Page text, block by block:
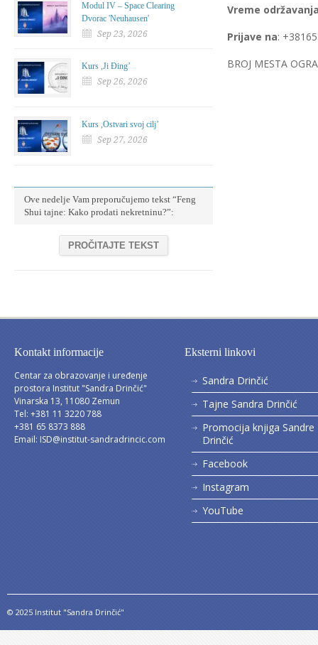
Vreme održ
Prijave na:
BROJ MESTA
Modul IV – Space Clearing
Dvorac 'Neuhausen'
Sep 23, 2026
Kurs ,Ji Đing’
Sep 26, 2026
Kurs ,Ostvari svoj cilj’
Sep 27, 2026
Ove nedelje Vam preporučujemo tekst “Feng
Shui tajne: Kako prodati nekretninu?”:
PROČITAJTE TEKST
Kontakt informacije
Centar za obrazovanje i uređenje
prostora Institut "Sandra Drinčić"
Vinarska 13, 11080 Zemun
Tel: +381 11 3220 788
+381 65 8373 888
Email: ISD@institut-sandradrincic.com
Eksterni linkovi
Sandra Drinčić
Tajne Sandra Drinčić
Promocija knjiga Sandre
Drinčić
Facebook
Instagram
YouTube
© 2025 Institut "Sandra Drinčić"